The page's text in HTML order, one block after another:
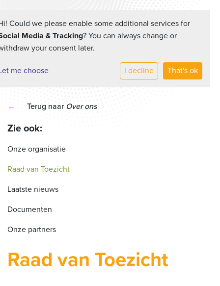
← Terug naar Over ons
Zie ook:
Onze organisatie
Raad van Toezicht
Laatste nieuws
Documenten
Onze partners
Raad van Toezicht
Could we please enable some additional services for
Media & Tracking? You can always change or
your consent later.
me choose I decline That's ok